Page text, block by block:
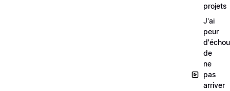
projets
J'ai
peur
de
ne
pas
arriver